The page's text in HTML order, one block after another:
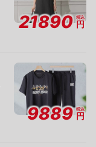
21890 税込
円
9889 税込
円